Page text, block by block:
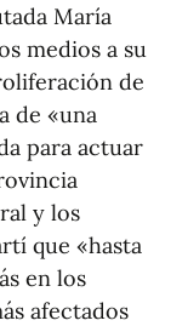
María
medios a su
de
de «una
para actuar
y los
que «hasta
en los
afectados